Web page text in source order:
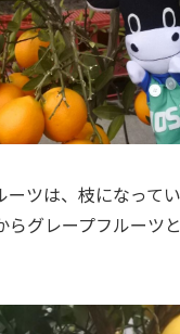
ツは、枝になって
らグレープフルーツ